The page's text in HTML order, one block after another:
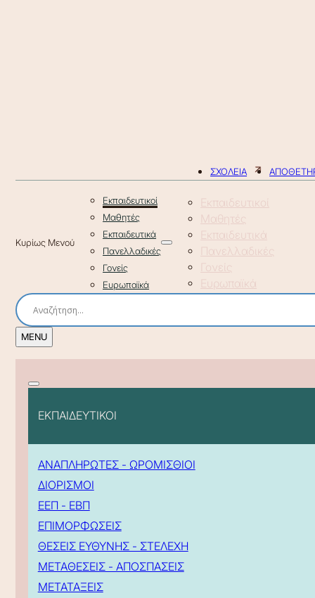
ΣΧΟΛΕΙΑ
Εκπαιδευτικοί
Μαθητές
Εκπαιδευτικά
Πανελλαδικές
Γονείς
Ευρωπαϊκά
Εκπαιδευτικοί
Μαθητές
Εκπαιδευτικά
Πανελλαδικές
Γονείς
Ευρωπαϊκά
ΕΚΠΑΙΔΕΥΤΙΚΟΙ
ΑΝΑΠΛΗΡΩΤΕΣ - ΩΡΟΜΙΣΘΙΟΙ
ΔΙΟΡΙΣΜΟΙ
ΕΕΠ - ΕΒΠ
ΕΠΙΜΟΡΦΩΣΕΙΣ
ΘΕΣΕΙΣ ΕΥΘΥΝΗΣ - ΣΤΕΛΕΧΗ
ΜΕΤΑΘΕΣΕΙΣ - ΑΠΟΣΠΑΣΕΙΣ
ΜΕΤΑΤΑΞΕΙΣ